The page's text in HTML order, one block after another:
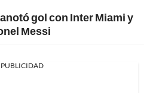
gol con Inter Miami y
Messi
PUBLICIDAD